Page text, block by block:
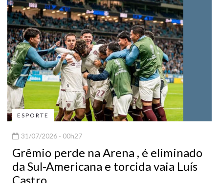
ESPORTE
31/07/2026 - 00h27
Grêmio perde na Arena , é eliminado
da Sul-Americana e torcida vaia Luís
Castro